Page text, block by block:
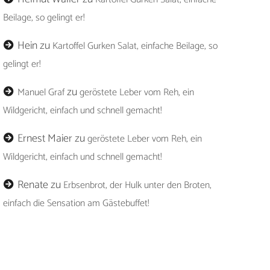
Beilage, so gelingt er!
Heinzu Kartoffel Gurken Salat, einfache Beilage, so
gelingt er!
Manuel Grafzugeröstete Leber vom Reh, ein
Wildgericht, einfach und schnell gemacht!
Ernest Maierzugeröstete Leber vom Reh, ein
Wildgericht, einfach und schnell gemacht!
Renatezu Erbsenbrot, der Hulk unter den Broten,
einfach die Sensation am Gästebuffet!